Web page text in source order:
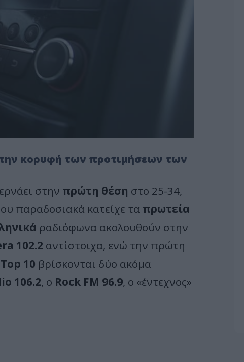
κορυφή των προτιμήσεων των
στην πρώτη θέση στο 25-34,
παραδοσιακά κατείχε τα πρωτεία
ραδιόφωνα ακολουθούν στην
102.2 αντίστοιχα, ενώ την πρώτη
Top 10 βρίσκονται δύο ακόμα
106.2, ο Rock FM 96.9, ο «έντεχνος»